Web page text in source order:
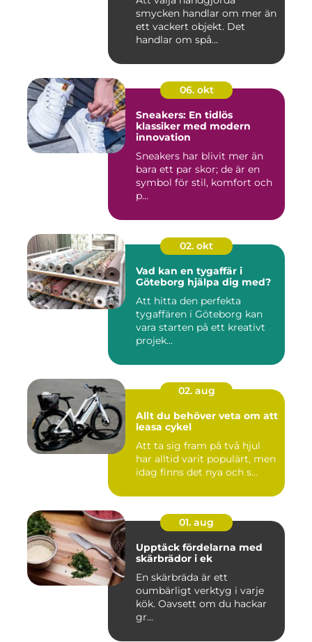
smycken handlar om mer än
ett vackert objekt. Det
handlar om spå...
06. okt
Sneakers: En tidlös
klassiker med modern
innovation
Sneakers har blivit mer än
bara ett par skor; de är en
symbol för stil, komfort och
p...
02. okt
Vad kan en tygaffär i
Göteborg hjälpa dig med?
Att hitta den perfekta
tygaffären i Göteborg kan
vara starten på ett kreativt
projek...
02. aug
Allt du behöver veta om att
leasa cykel
Att ta sig fram på två hjul
har alltid varit populärt, men
idag finns det nya och s...
01. aug
Upptäck fördelarna med
skärbrädor i ek
En skärbräda är ett
oumbärligt verktyg i varje
kök. Oavsett om du hackar
gr...